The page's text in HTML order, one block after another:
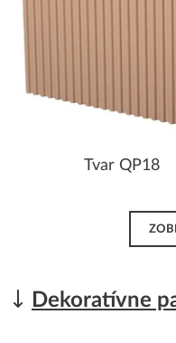
Tvar QP18
Dekoratívne